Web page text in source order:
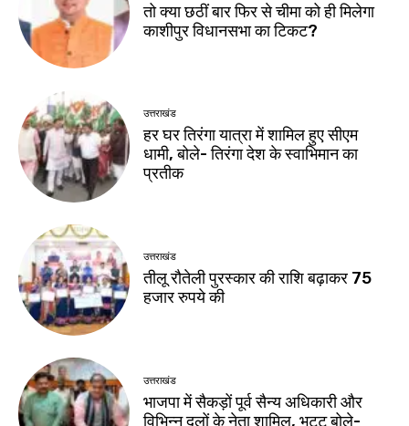
तो क्या छठीं बार फिर से चीमा को ही मिलेगा
काशीपुर विधानसभा का टिकट?
उत्तराखंड
हर घर तिरंगा यात्रा में शामिल हुए सीएम
धामी, बोले- तिरंगा देश के स्वाभिमान का
प्रतीक
उत्तराखंड
तीलू रौतेली पुरस्कार की राशि बढ़ाकर 75
हजार रुपये की
उत्तराखंड
भाजपा में सैकड़ों पूर्व सैन्य अधिकारी और
विभिन्न दलों के नेता शामिल, भट्ट बोले-